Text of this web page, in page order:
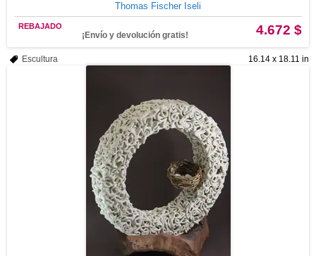
Thomas Fischer Iseli
4.672 $
REBAJADO
¡Envío y devolución gratis!
16.14 x 18.11 in
Escultura